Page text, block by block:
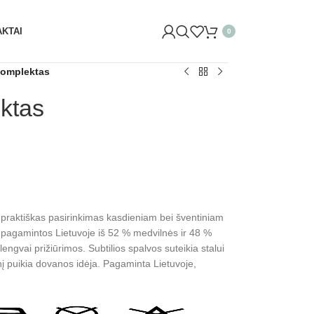
0
pasirinkimas kasdieniam bei šventiniam
Lietuvoje iš 52 % medvilnės ir 48 %
prižiūrimos. Subtilios spalvos suteikia stalui
dovanos idėja. Pagaminta Lietuvoje,